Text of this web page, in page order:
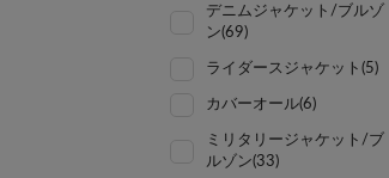
デニムジャケット/ブルゾ
ン(69)
ライダースジャケット(5)
カバーオール(6)
ミリタリージャケット/ブ
ルゾン(33)